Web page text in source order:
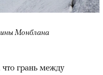
Монблана
грань между